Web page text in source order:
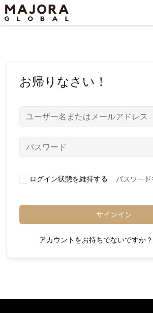
Skip
Skip
お帰りなさい！
ログイン状態を維持する パスワー
サインイン
アカウントをお持ちでないですか？